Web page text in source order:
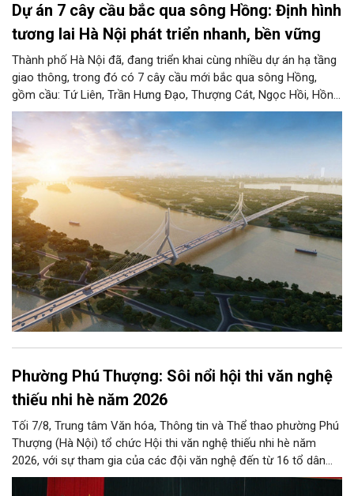
Dự án 7 cây cầu bắc qua sông Hồng: Định hình
tương lai Hà Nội phát triển nhanh, bền vững
Thành phố Hà Nội đã, đang triển khai cùng nhiều dự án hạ tầng
giao thông, trong đó có 7 cây cầu mới bắc qua sông Hồng,
gồm cầu: Tứ Liên, Trần Hưng Đạo, Thượng Cát, Ngọc Hồi, Hồng
Hà, Mễ Sở và Vân Phúc. 7 cây cầu này vừa giải bài toán hạ tầng
giao thông Thủ đô, vừa thể hiện tầm nhìn chiến lược và cuộc
cách mạng không gian để định hình tương lai phát triển bền
vững Thủ đô trong kỷ nguyên mới.
Phường Phú Thượng: Sôi nổi hội thi văn nghệ
thiếu nhi hè năm 2026
Tối 7/8, Trung tâm Văn hóa, Thông tin và Thể thao phường Phú
Thượng (Hà Nội) tổ chức Hội thi văn nghệ thiếu nhi hè năm
2026, với sự tham gia của các đội văn nghệ đến từ 16 tổ dân
phố trên địa bàn.